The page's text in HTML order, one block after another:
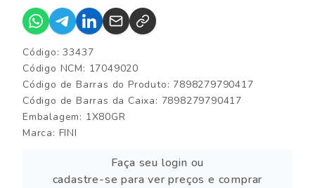
Código: 33437
Código NCM: 17049020
Código de Barras do Produto: 7898279790417
Código de Barras da Caixa: 7898279790417
Embalagem: 1X80GR
Marca: FINI
Faça seu login ou
cadastre-se para ver preços e comprar